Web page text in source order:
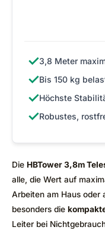
✓3,8 Meter
✓Bis 150 kg
✓Höchste
✓Robustes,
Die HBTower 3,8m
alle, die Wert auf
Arbeiten am Haus oder
besonders die
Leiter bei